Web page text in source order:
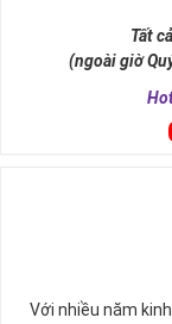
Sim điện thoại
phần không thể
người. Khi dùng
tự tin trong cuộc
Bởi nếu bạn sử
kinh doanh, nhìn
ai bạn dễ dàng
sẽ nâng cao uy tín
Với người kinh
Tất
(ngoài giờ
Với nhiều năm